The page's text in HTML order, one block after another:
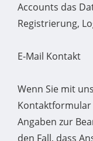
Accounts das
Registrierung,
E-Mail Kontakt
Wenn Sie mit
Kontaktformular
Angaben zur
den Fall, dass